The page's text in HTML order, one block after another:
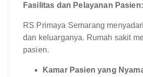
Fasilitas dan Pelayanan
RS Primaya Semarang
dan keluarganya. Rumah sakit
pasien.
Kamar Pasien yang